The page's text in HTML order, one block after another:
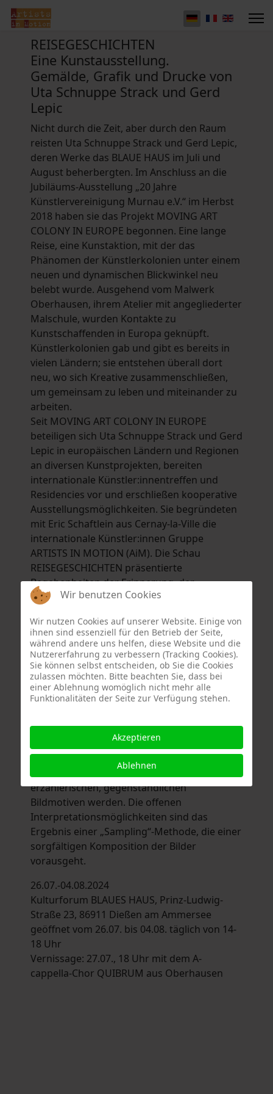
REISEGESCHICHTEN
Eine Kunstausstellung.
Gemälde, Grafik und Drucke von
Uta Schnuppe Strack und Gerd
Lepic
Nicht durch die Zeit, aber durch den Raum
reisten Uta Schnuppe Strack und Gerd Lepic,
deren Werke das BLAUE HAUS im Juli und
August beherbergten. Im Anschluss an die
Jubiläums-Ausstellung „20 Jahre
Künstlervereinigung Murnau e.V.“ im Herbst
2018 haben sie das Projekt MOVING ART
COLONY IN EUROPE begonnen. Eine lange
Reise, eine Kunstaktion, mit der das
Phänomen der Künstlerkolonien unter einem
neuen und dynamischen Blickwinkel neu
belebt wurde. Ausgehend vom Malwerk
Oberhausen, ihrem Atelier mit angegliederter
Malschule, wurden Kontakte zu
Kunstschaffenden in Europa geknüpft.
Künstlerkolonien gab und gibt es bereits in
vielen Ländern; sie entstehen überall dort
neu, wo sich Kreative zusammenschließen,
um gemeinsam zu leben und miteinander zu
arbeiten.
Seit MOVING ART COLONY IN EUROPE
beteiligen sich Uta Schnuppe Strack und Gerd
Lepic in europäischen Ländern und Regionen
an diversen Kunstprojekten, bereiten
internationale Künstler:innentreffen und
Residencies vor und erschließen kooperative
Ausstellungsmöglichkeiten. Sie begründeten
mit Eric Schaftlein aus Cernay-la-Ville die
internationale Künstler:innen Gruppe
ARTISTS IN MOTION (AiM). Die Schau
REISEGESCHICHTEN präsentierte
Begebenheiten der Erinnerung, der
Gegenwart und auch Episoden, die noch
Uta Schnuppe Strack widmet sich mit
Vorliebe farbintensiven Mixed Media- und
Radiertechniken. Seit 2019 arbeitet sie
wiederkehrend an Werkserien über die
Flüchtigkeit des Augenblicks, in denen sie der
Natur entnommene Pflanzenteile in
und zeichnete zunächst ausschließlich nach
der Natur. Ab 1996 schleichen sich hybride
Momente von Mensch und Pflanze in seine
Bilder ein, die schließlich zu vollends
erzählerischen, gegenständlichen
Bildmotiven werden. Die offenen
Interpretationsmöglichkeiten sind das
Ergebnis einer „Sampling“-Methode, die einer
sorgfältigen Komposition der Bilder
vorausgeht.
26.07.-04.08.2024
Kulturforum BLAUES HAUS, Prinz-Ludwig-
Straße 23, 86911 Dießen am Ammersee
geöffnet vom 26.07. bis 04.08. täglich von 14-
18 Uhr
Vernissage: 27.07., 18 Uhr mit dem A-
cappella-Chor QUIBRUM aus Oberhausen
Wir benutzen Cookies
Wir nutzen Cookies auf unserer Website. Einige von
ihnen sind essenziell für den Betrieb der Seite,
während andere uns helfen, diese Website und die
Nutzererfahrung zu verbessern (Tracking Cookies).
Sie können selbst entscheiden, ob Sie die Cookies
zulassen möchten. Bitte beachten Sie, dass bei
einer Ablehnung womöglich nicht mehr alle
Funktionalitäten der Seite zur Verfügung stehen.
Akzeptieren
Ablehnen